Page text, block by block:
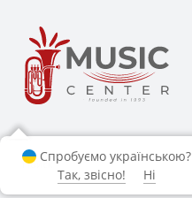
Спробуємо українською?
Так, звісно!
Ні